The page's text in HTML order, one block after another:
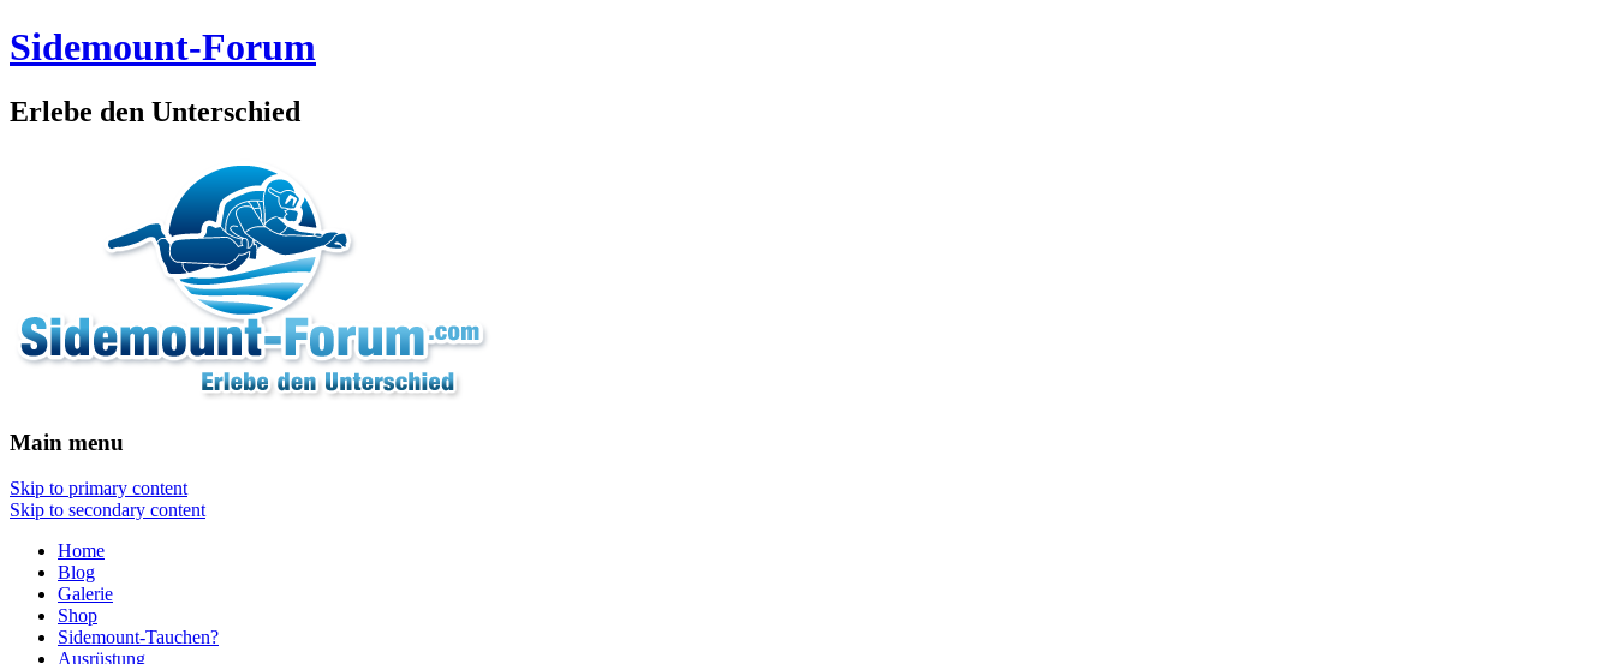
Sidemount-Forum
Erlebe den Unterschied
Main menu
Skip to primary content
Skip to secondary content
Home
Blog
Galerie
Shop
Sidemount-Tauchen?
Ausrüstung